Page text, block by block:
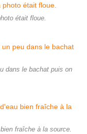
était floue.
dans le bachat puis on
fraîche à la source.